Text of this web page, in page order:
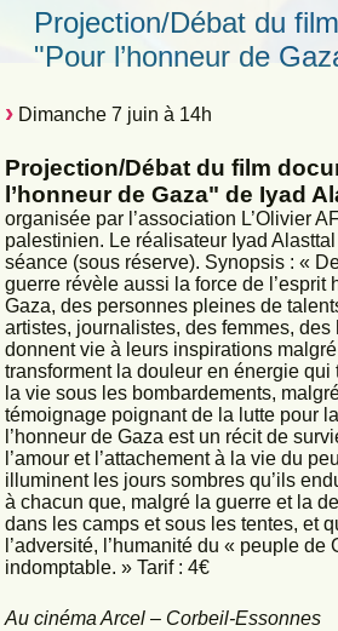
Projection/Débat du
"Pour l’honneur de
Dimanche 7 juin à 14h
Projection/Débat du film
l’honneur de Gaza" de Iyad
organisée par l’association L’Olivier
palestinien. Le réalisateur Iyad
séance (sous réserve). Synopsis : «
guerre révèle aussi la force de l’esprit
Gaza, des personnes pleines de
artistes, journalistes, des femmes, des
donnent vie à leurs inspirations
transforment la douleur en énergie qui
la vie sous les bombardements,
témoignage poignant de la lutte pour
l’honneur de Gaza est un récit de
l’amour et l’attachement à la vie du
illuminent les jours sombres qu’ils
à chacun que, malgré la guerre et la
dans les camps et sous les tentes, et
l’adversité, l’humanité du « peuple de
indomptable. » Tarif : 4€
Au cinéma Arcel – Corbeil-Essonnes